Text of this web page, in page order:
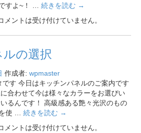
すよ~！ … 続きを読む →
メントは受け付けていません。
の選択
作成者: wpmaster
す 今日はキッチンパネルのご案内です
合わせて今は様々なカラーをお選びい
るんです！ 高級感ある艶々光沢のもの
使 … 続きを読む →
メントは受け付けていません。